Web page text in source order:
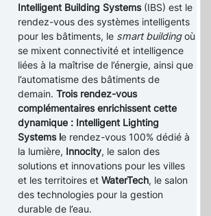
Intelligent Building Systems(IBS) est le
rendez-vous des systèmes intelligents
pour les bâtiments, le smart buildingoù
se mixent connectivité et intelligence
liées à la maîtrise de l’énergie, ainsi que
l’automatisme des bâtiments de
demain.Trois rendez-vous
complémentaires enrichissent cette
dynamique : Intelligent Lighting
Systems le rendez-vous 100% dédié à
la lumière, Innocity, le salon des
solutions et innovations pour les villes
et les territoires etWaterTech, le salon
des technologies pour la gestion
durable de l’eau.